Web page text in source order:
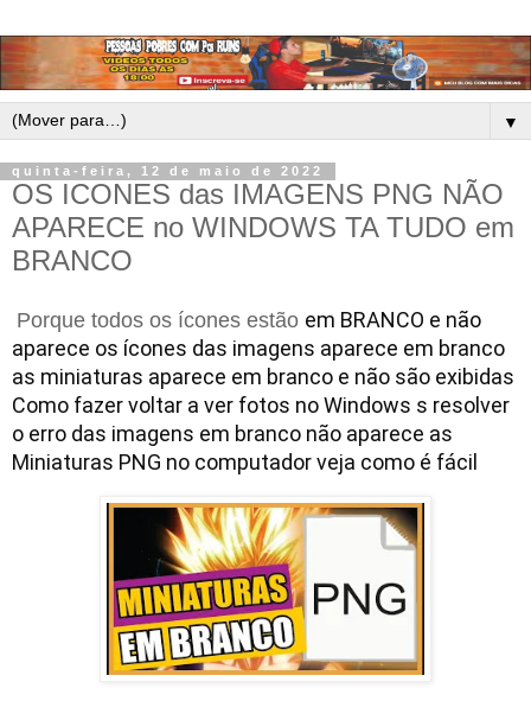
▼
quinta-feira, 12 de maio de 2022
OS ICONES das IMAGENS PNG NÃO
APARECE no WINDOWS TA TUDO em
BRANCO
Porque todos os ícones estão em BRANCO e não
aparece os ícones das imagens aparece em branco
Como fazer voltar a ver fotos no Windows s resolver
o erro das imagens em branco não aparece as
Miniaturas PNG no computador veja como é fácil